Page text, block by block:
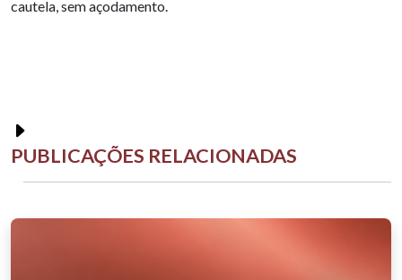
cautela, sem açodamento.
PUBLICAÇÕES RELACIONADAS